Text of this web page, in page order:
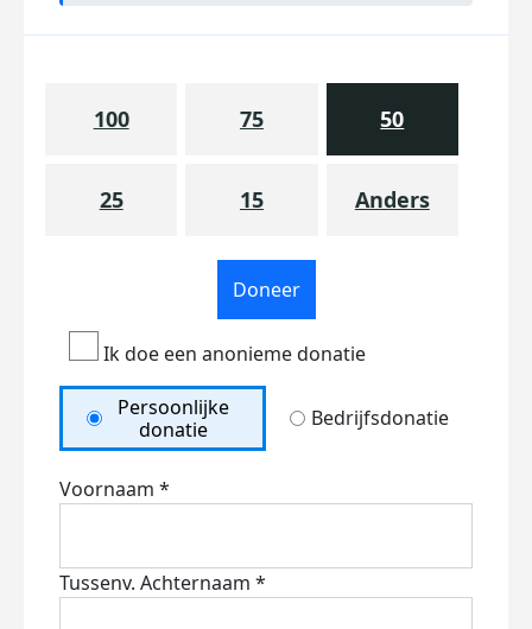
100 75 50
25 15 Anders
Doneer
Ik doe een anonieme donatie
Persoonlijke
donatie
Bedrijfsdonatie
Voornaam *
Tussenv. Achternaam *